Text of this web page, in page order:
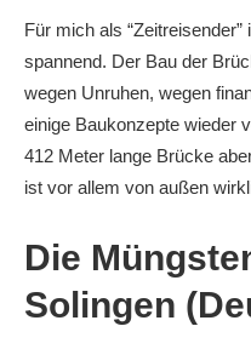
Für mich als
spannend. Der Bau der
wegen Unruhen, wegen
einige Baukonzepte wieder
412 Meter lange Brücke
ist vor allem von außen
Die
Solingen